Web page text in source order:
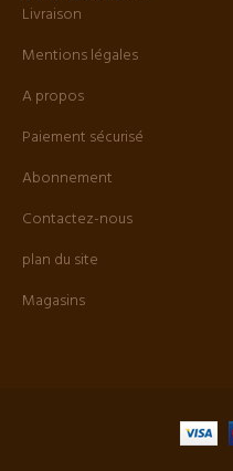
Livraison
Mentions légales
A propos
Paiement sécurisé
Abonnement
Contactez-nous
plan du site
Magasins